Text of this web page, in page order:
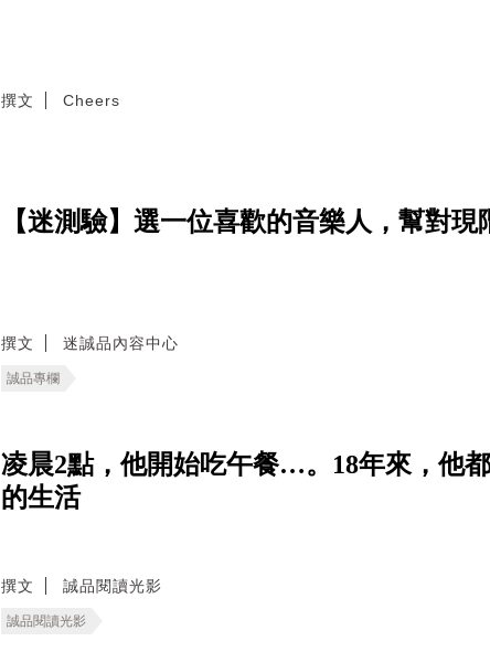
撰文 Cheers
【迷測驗】選一位喜歡的音樂人，幫對現
撰文 迷誠品內容中心
誠品專欄
凌晨2點，他開始吃午餐…。18年來，他
的生活
撰文 誠品閱讀光影
誠品閱讀光影